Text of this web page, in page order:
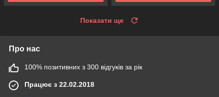
Показати ще
Про нас
100% позитивних з 300 відгуків за рік
Працює з 22.02.2018